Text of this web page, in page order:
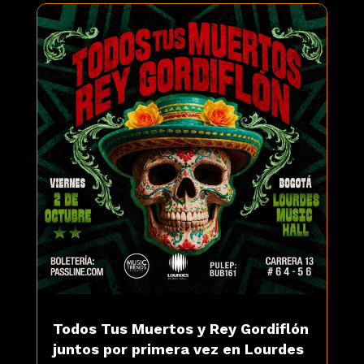
Todos Tus Muertos y Rey Gordiflón
juntos por primera vez en Lourdes